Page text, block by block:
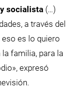
socialista(…)
a través del
eso es lo quiero
familia, para la
expresó